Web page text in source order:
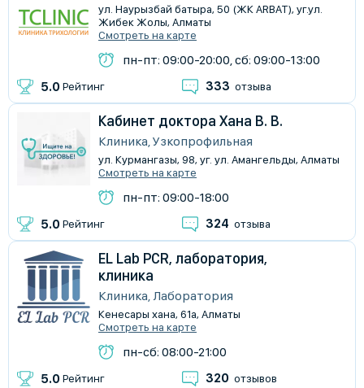
ул. Наурызбай батыра, 50 (ЖК ARBAT), уг.ул.
Жибек Жолы, Алматы
Смотреть на карте
пн-пт: 09:00-20:00, сб: 09:00-13:00
5.0 Рейтинг 333 отзыва
Кабинет доктора Хана В. В.
Клиника, Узкопрофильная
ул. Курмангазы, 98, уг. ул. Амангельды, Алматы
Смотреть на карте
пн-пт: 09:00-18:00
5.0 Рейтинг 324 отзыва
EL Lab PCR, лаборатория,
клиника
Клиника, Лаборатория
Кенесары хана, 61а, Алматы
Смотреть на карте
пн-сб: 08:00-21:00
5.0 Рейтинг 320 отзывов